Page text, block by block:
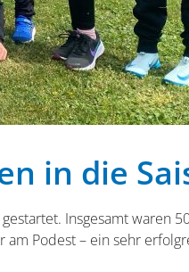
in die
Insgesamt waren
Podest – ein sehr